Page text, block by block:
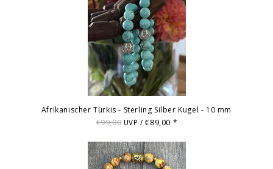
Afrikanischer Türkis - Sterling Silber Kugel - 10 mm
€99,00 UVP / €89,00 *